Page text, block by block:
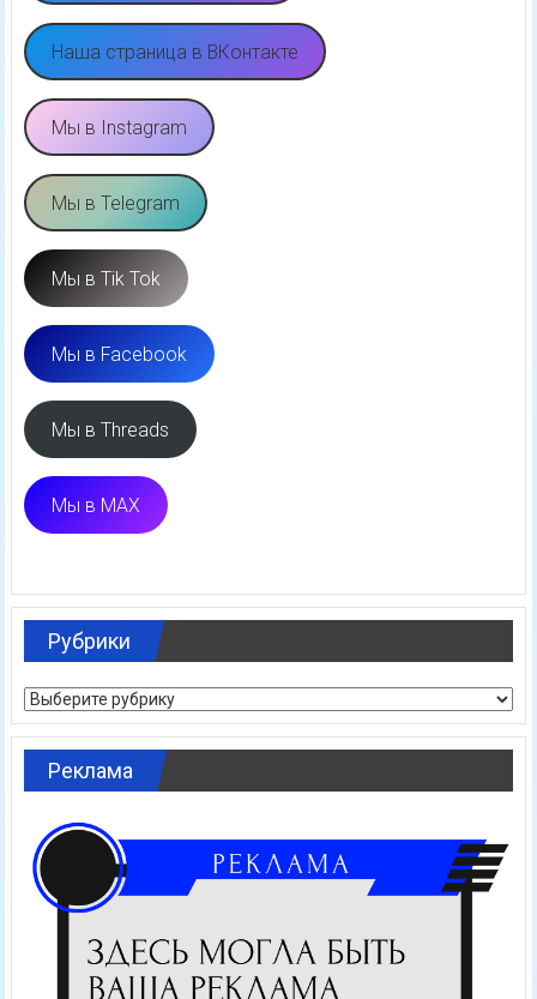
Наша страница в ВКонтакте
Мы в Instagram
Мы в Telegram
Мы в Tik Tok
Мы в Facebook
Мы в Threads
Мы в MAX
Рубрики
Рубрики
Реклама